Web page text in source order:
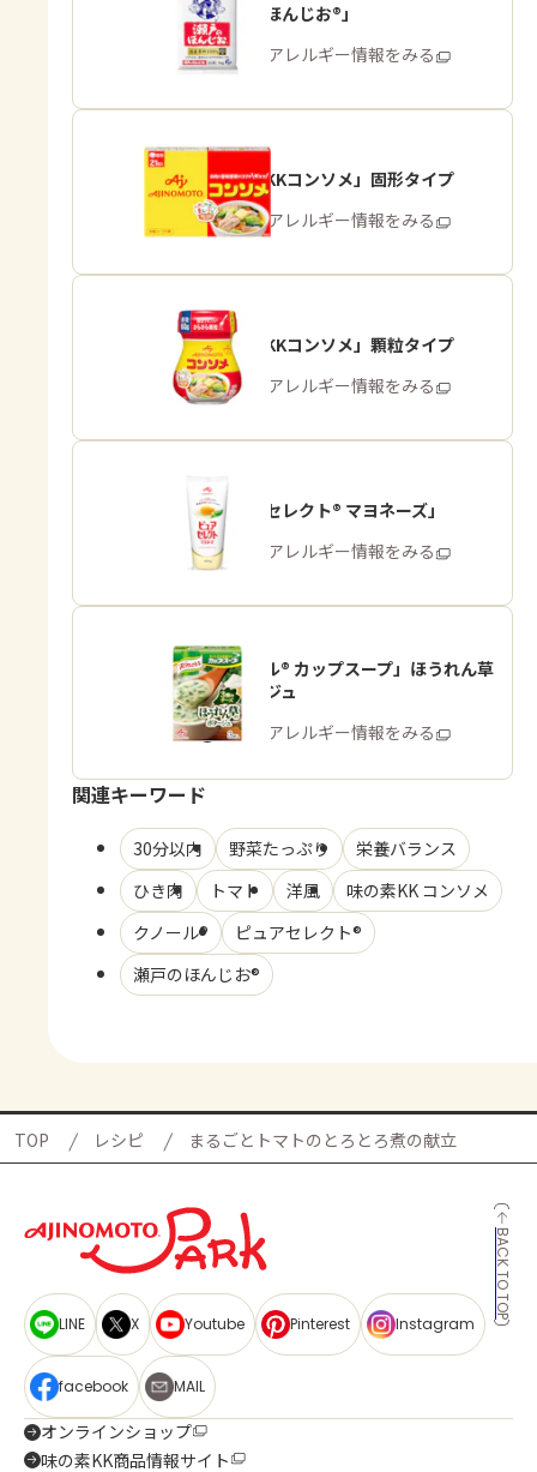
「瀬戸のほんじお®」
商品・アレルギー情報をみる
「味の素KKコンソメ」固形タイプ
商品・アレルギー情報をみる
「味の素KKコンソメ」顆粒タイプ
商品・アレルギー情報をみる
「ピュアセレクト® マヨネーズ」
商品・アレルギー情報をみる
「クノール® カップスープ」ほうれん草
のポタージュ
商品・アレルギー情報をみる
関連キーワード
30分以内 野菜たっぷり
栄養バランス
ひき肉
トマト 洋風
味の素KK コンソメ
クノール®
ピュアセレクト®
瀬戸のほんじお®
TOP レシピ まるごとトマトのとろとろ煮の献立
BACK TO TOP
LINE X Youtube Pinterest Instagram
facebook MAIL
オンラインショップ
味の素KK商品情報サイト